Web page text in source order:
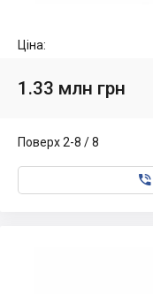
Ціна:
1.33 млн грн
Поверх 2-8 / 8
